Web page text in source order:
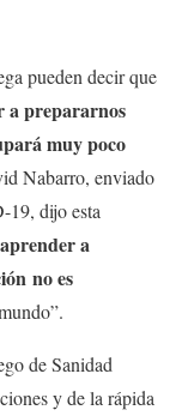
pueden decir que
a prepararnos
muy poco
Nabarro, enviado
19, dijo esta
a
no es
de Sanidad
y de la rápida